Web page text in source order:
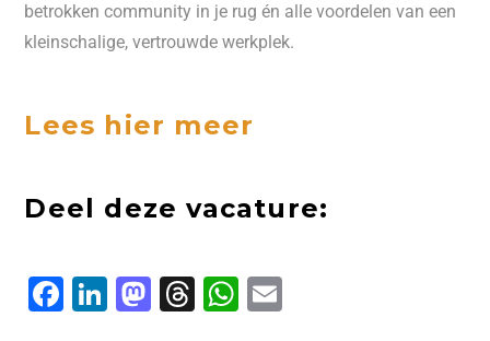
betrokken community in je rug én alle voordelen van een
kleinschalige, vertrouwde werkplek.
Lees hier meer
Deel deze vacature:
F
L
M T
W